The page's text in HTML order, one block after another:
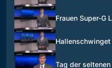
Frauen Super-G
Tag der